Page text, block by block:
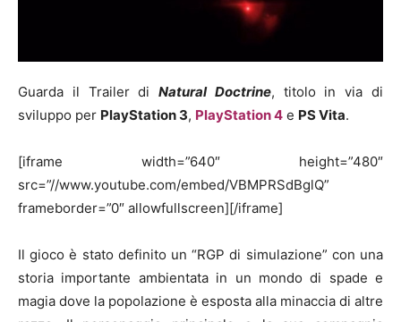
Guarda il Trailer diNatural Doctrine, titolo in via di
sviluppo per PlayStation 3, PlayStation 4 e PS Vita.
[iframe width=”640″ height=”480″
src=”//www.youtube.com/embed/VBMPRSdBglQ”
frameborder=”0″ allowfullscreen][/iframe]
Il gioco è stato definito un “RGP di simulazione” con una
storia importante ambientata in un mondo di spade e
magia dove la popolazione è esposta alla minaccia di altre